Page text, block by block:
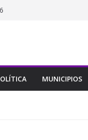
MUNICIPIOS